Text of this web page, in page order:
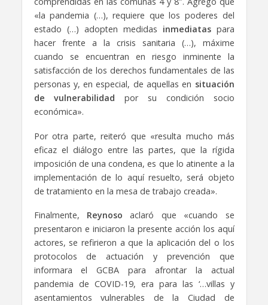
«la pandemia (…), requiere que los poderes del
estado (…) adopten medidas inmediataspara
hacer frente a la crisis sanitaria (…), máxime
cuando se encuentran en riesgo inminente la
satisfacción de los derechos fundamentales de las
personas y, en especial, de aquellas en situación
de vulnerabilidad por su condición socio
económica».
Por otra parte, reiteró que «resulta mucho más
eficaz el diálogo entre las partes, que la rígida
imposición de una condena, es que lo atinente a la
implementación de lo aquí resuelto, será objeto
de tratamiento en la mesa de trabajo creada».
Finalmente, Reynoso aclaró que «cuando se
presentaron e iniciaron la presente acción los aquí
actores, se refirieron a que la aplicación del o los
protocolos de actuación y prevención que
informara el GCBA para afrontar la actual
pandemia de COVID-19, era para las ‘…villas y
asentamientos vulnerables de la Ciudad de